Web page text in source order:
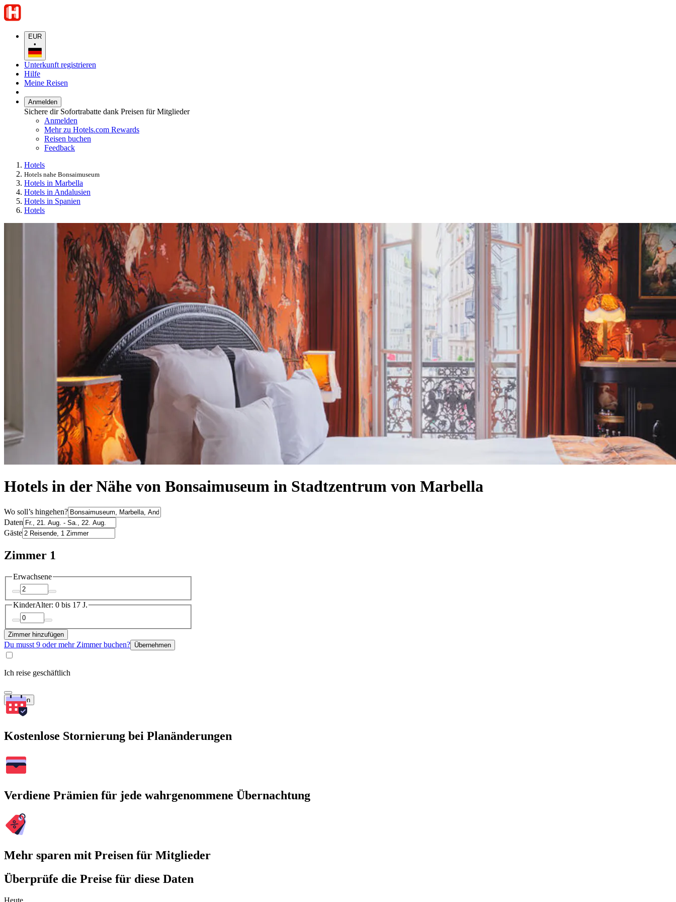
EUR
•
Unterkunft registrieren
Hilfe
Meine Reisen
Anmelden
Sichere dir Sofortrabatte dank Preisen für Mitglieder
Anmelden
Mehr zu Hotels.com Rewards
Reisen buchen
Feedback
Hotels
Hotels nahe Bonsaimuseum
Hotels in Marbella
Hotels in Andalusien
Hotels in Spanien
Hotels
Hotels in der Nähe von Bonsaimuseum in Stadtzentrum von Marbella
Wo soll’s hingehen?
Daten
Gäste
Zimmer 1
Erwachsene
KinderAlter: 0 bis 17 J.
Zimmer hinzufügen
Du musst 9 oder mehr Zimmer buchen? Übernehmen
Ich reise geschäftlich
Suchen
Kostenlose Stornierung bei Planänderungen
Verdiene Prämien für jede wahrgenommene Übernachtung
Mehr sparen mit Preisen für Mitglieder
Überprüfe die Preise für diese Daten